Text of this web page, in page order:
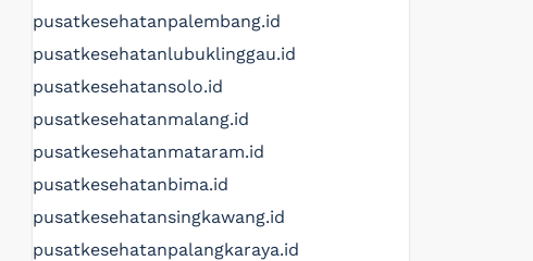
pusatkesehatanpalembang.id
pusatkesehatanlubuklinggau.id
pusatkesehatansolo.id
pusatkesehatanmalang.id
pusatkesehatanmataram.id
pusatkesehatanbima.id
pusatkesehatansingkawang.id
pusatkesehatanpalangkaraya.id